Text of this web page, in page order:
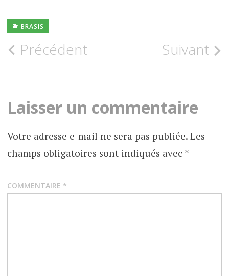
BRASIS
Navigation
articles
Précédent Suivant
Laisser un commentaire
Votre adresse e-mail ne sera pas publiée. Les
champs obligatoires sont indiqués avec *
COMMENTAIRE *